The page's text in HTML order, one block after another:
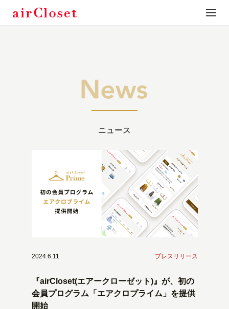
toggle
ニュース
2024.6.11 プレスリリース
『airCloset(エアークローゼット)』が、初の
会員プログラム「エアクロプライム」を提供
開始